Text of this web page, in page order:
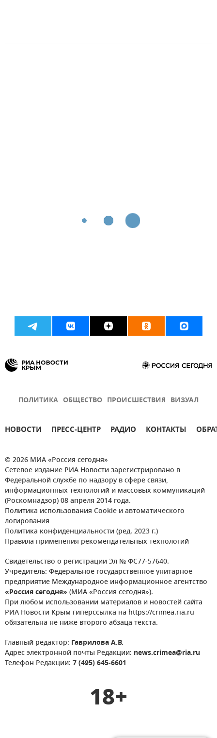
ПОЛИТИКА ОБЩЕСТВО ПРОИСШЕСТВИЯ ВИЗУАЛ
НОВОСТИ ПРЕСС-ЦЕНТР РАДИО КОНТАКТЫ
© 2026 МИА «Россия сегодня»
Сетевое издание РИА Новости зарегистрировано в
Федеральной службе по надзору в сфере связи,
информационных технологий и массовых коммуникаций
(Роскомнадзор) 08 апреля 2014 года.
Политика использования Cookie и автоматического
логирования
Политика конфиденциальности (ред. 2023 г.)
Правила применения рекомендательных технологий
Свидетельство о регистрации Эл № ФС77-57640.
Учредитель: Федеральное государственное унитарное
предприятие Международное информационное агентство
«Россия сегодня» (МИА «Россия сегодня»).
При любом использовании материалов и новостей сайта
РИА Новости Крым гиперссылка на https://crimea.ria.ru
обязательна не ниже второго абзаца текста.
Главный редактор: Гаврилова А.В.
Адрес электронной почты Редакции: news.crimea@ria.ru
Телефон Редакции: 7 (495) 645-6601
18+